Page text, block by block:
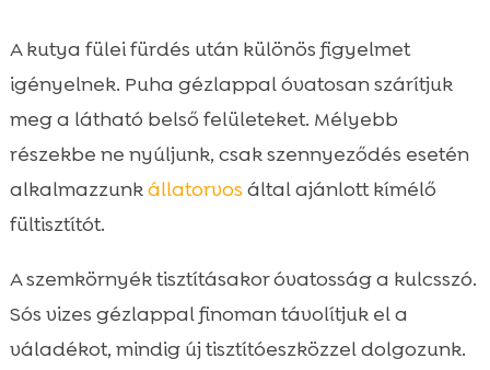
A kutya fülei fürdés után különös figyelmet
igényelnek. Puha gézlappal óvatosan szárítjuk
meg a látható belső felületeket. Mélyebb
részekbe ne nyúljunk, csak szennyeződés esetén
alkalmazzunkállatorvos által ajánlott kímélő
fültisztítót.
A szemkörnyék tisztításakor óvatosság a kulcsszó.
Sós vizes gézlappal finoman távolítjuk el a
váladékot, mindig új tisztítóeszközzel dolgozunk.